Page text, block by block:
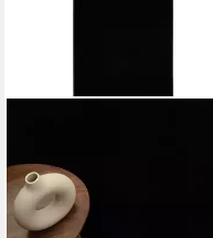
Höhe: 6 mm, Kurzflor Indoor
Outdoor UV-beständig
Einfarbig Modern Design